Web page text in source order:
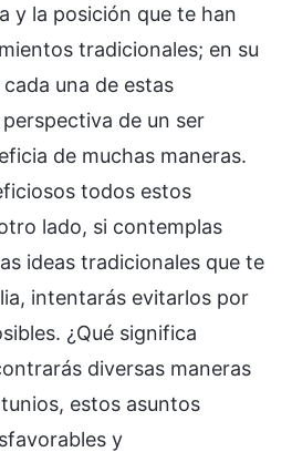
y la posición que te han
tradicionales; en su
una de estas
de un ser
de muchas maneras.
todos estos
lado, si contemplas
ideas tradicionales que te
intentarás evitarlos por
¿Qué significa
diversas maneras
estos asuntos
y